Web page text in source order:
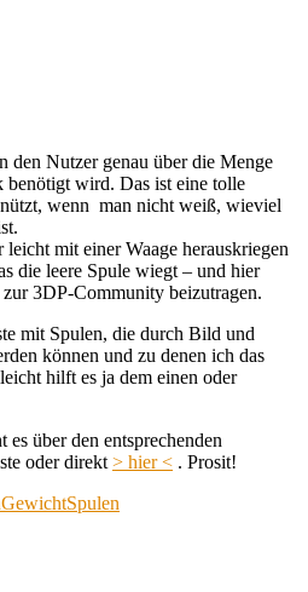
den Nutzer genau über die Menge
benötigt wird. Das ist eine tolle
wenn man nicht weiß, wieviel
mit einer Waage herauskriegen
die leere Spule wiegt – und hier
3DP-Community beizutragen.
mit Spulen, die durch Bild und
können und zu denen ich das
hilft es ja dem einen oder
es über den entsprechenden
oder direkt > hier < . Prosit!
GewichtSpulen